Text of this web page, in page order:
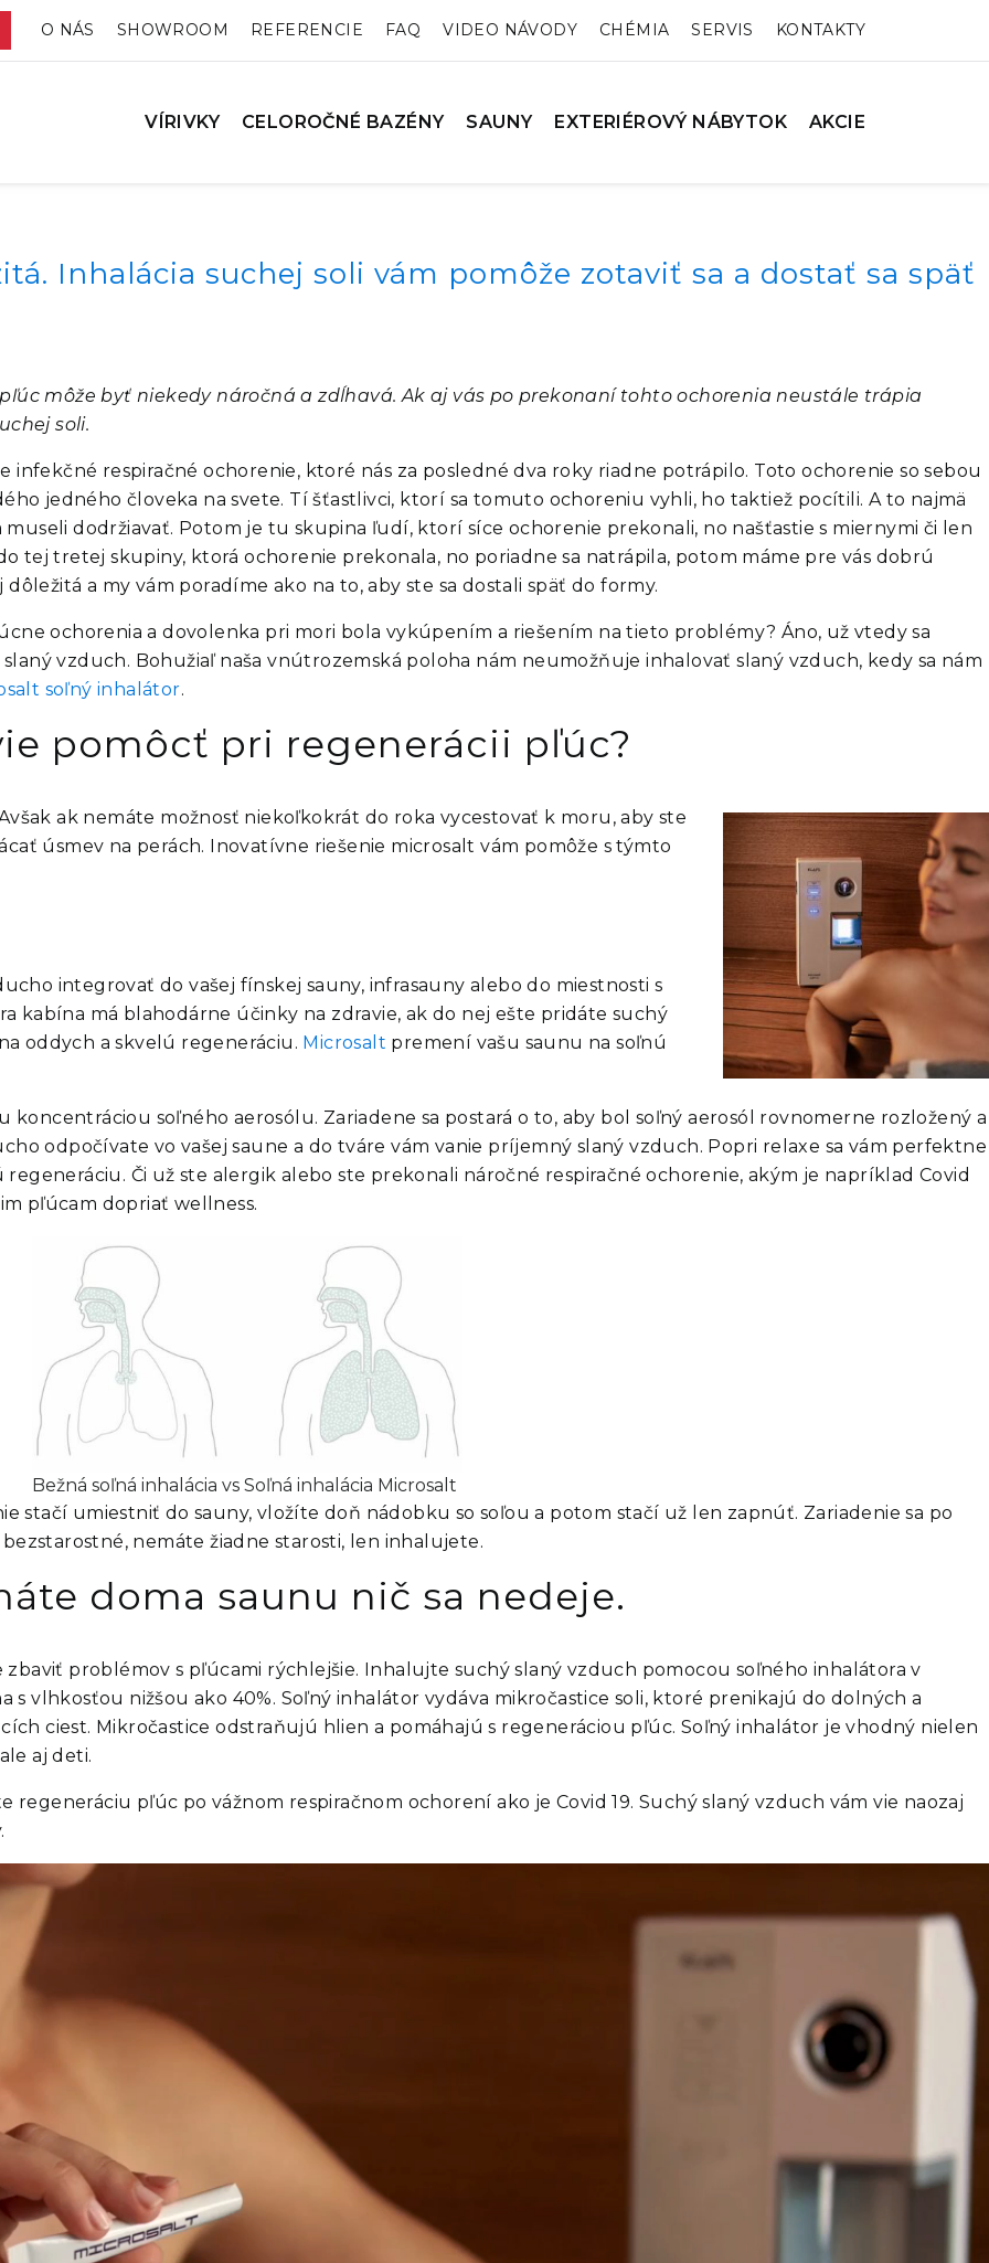
O NÁS SHOWROOM REFERENCIE FAQ VIDEO NÁVODY CHÉMIA SERVIS KONTAKTY
VÍRIVKY CELOROČNÉ BAZÉNY SAUNY EXTERIÉROVÝ NÁBYTOK AKCIE
Inhalácia suchej soli vám pomôže zotaviť sa a dostať sa späť
môže byť niekedy náročná a zdĺhavá. Ak aj vás po prekonaní tohto ochorenia neustále trápia
soli.
infekčné respiračné ochorenie, ktoré nás za posledné dva roky riadne potrápilo. Toto ochorenie so sebou
jedného človeka na svete. Tí šťastlivci, ktorí sa tomuto ochoreniu vyhli, ho taktiež pocítili. A to najmä
dodržiavať. Potom je tu skupina ľudí, ktorí síce ochorenie prekonali, no našťastie s miernymi či len
tej tretej skupiny, ktorá ochorenie prekonala, no poriadne sa natrápila, potom máme pre vás dobrú
a my vám poradíme ako na to, aby ste sa dostali späť do formy.
ochorenia a dovolenka pri mori bola vykúpením a riešením na tieto problémy? Áno, už vtedy sa
vzduch. Bohužiaľ naša vnútrozemská poloha nám neumožňuje inhalovať slaný vzduch, kedy sa nám
soľný inhalátor.
pomôcť pri regenerácii pľúc?
ak nemáte možnosť niekoľkokrát do roka vycestovať k moru, aby ste
úsmev na perách. Inovatívne riešenie microsalt vám pomôže s týmto
integrovať do vašej fínskej sauny, infrasauny alebo do miestnosti s
kabína má blahodárne účinky na zdravie, ak do nej ešte pridáte suchý
oddych a skvelú regeneráciu. Microsalt premení vašu saunu na soľnú
soľného aerosólu. Zariadene sa postará o to, aby bol soľný aerosól rovnomerne rozložený a
odpočívate vo vašej saune a do tváre vám vanie príjemný slaný vzduch. Popri relaxe sa vám perfektne
Či už ste alergik alebo ste prekonali náročné respiračné ochorenie, akým je napríklad Covid
pľúcam dopriať wellness.
Bežná soľná inhalácia vs Soľná inhalácia Microsalt
stačí umiestniť do sauny, vložíte doň nádobku so soľou a potom stačí už len zapnúť. Zariadenie sa po
nemáte žiadne starosti, len inhalujete.
doma saunu nič sa nedeje.
zbaviť problémov s pľúcami rýchlejšie. Inhalujte suchý slaný vzduch pomocou soľného inhalátora v
s vlhkosťou nižšou ako 40%. Soľný inhalátor vydáva mikročastice soli, ktoré prenikajú do dolných a
ciest. Mikročastice odstraňujú hlien a pomáhajú s regeneráciou pľúc. Soľný inhalátor je vhodný nielen
aj deti.
regeneráciu pľúc po vážnom respiračnom ochorení ako je Covid 19. Suchý slaný vzduch vám vie naozaj